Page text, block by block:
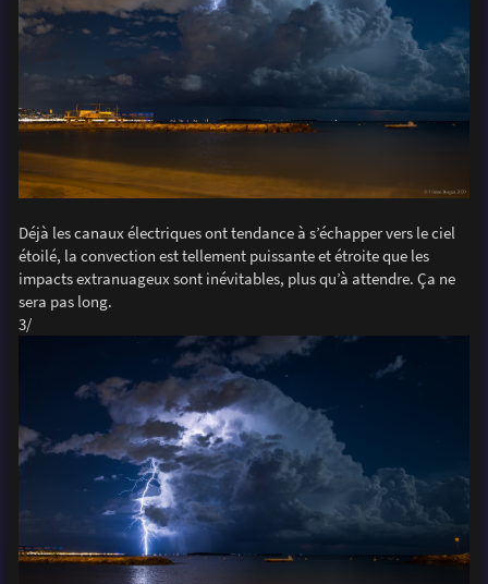
Déjà les canaux électriques ont tendance à s’échapper vers le ciel
étoilé, la convection est tellement puissante et étroite que les
impacts extranuageux sont inévitables, plus qu’à attendre. Ça ne
sera pas long.
3/